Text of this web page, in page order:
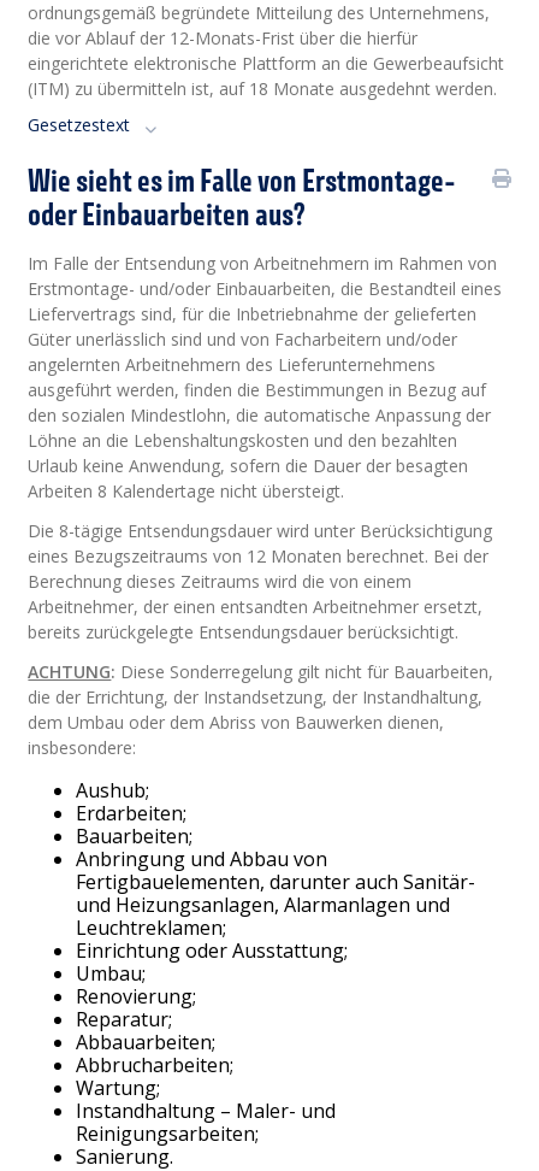
ordnungsgemäß begründete Mitteilung des Unternehmens,
die vor Ablauf der 12-Monats-Frist über die hierfür
eingerichtete elektronische Plattform an die Gewerbeaufsicht
(ITM) zu übermitteln ist, auf 18 Monate ausgedehnt werden.
Gesetzestext
Wie sieht es im Falle von Erstmontage-
oder Einbauarbeiten aus?
Im Falle der Entsendung von Arbeitnehmern im Rahmen von
Erstmontage- und/oder Einbauarbeiten, die Bestandteil eines
Liefervertrags sind, für die Inbetriebnahme der gelieferten
Güter unerlässlich sind und von Facharbeitern und/oder
angelernten Arbeitnehmern des Lieferunternehmens
ausgeführt werden, finden die Bestimmungen in Bezug auf
den sozialen Mindestlohn, die automatische Anpassung der
Löhne an die Lebenshaltungskosten und den bezahlten
Urlaub keine Anwendung, sofern die Dauer der besagten
Arbeiten 8 Kalendertage nicht übersteigt.
Die 8-tägige Entsendungsdauer wird unter Berücksichtigung
eines Bezugszeitraums von 12 Monaten berechnet. Bei der
Berechnung dieses Zeitraums wird die von einem
Arbeitnehmer, der einen entsandten Arbeitnehmer ersetzt,
bereits zurückgelegte Entsendungsdauer berücksichtigt.
ACHTUNG: Diese Sonderregelung gilt nicht für Bauarbeiten,
die der Errichtung, der Instandsetzung, der Instandhaltung,
dem Umbau oder dem Abriss von Bauwerken dienen,
insbesondere:
Aushub;
Erdarbeiten;
Bauarbeiten;
Anbringung und Abbau von
Fertigbauelementen, darunter auch Sanitär-
und Heizungsanlagen, Alarmanlagen und
Leuchtreklamen;
Einrichtung oder Ausstattung;
Umbau;
Renovierung;
Reparatur;
Abbauarbeiten;
Abbrucharbeiten;
Wartung;
Instandhaltung – Maler- und
Reinigungsarbeiten;
Sanierung.